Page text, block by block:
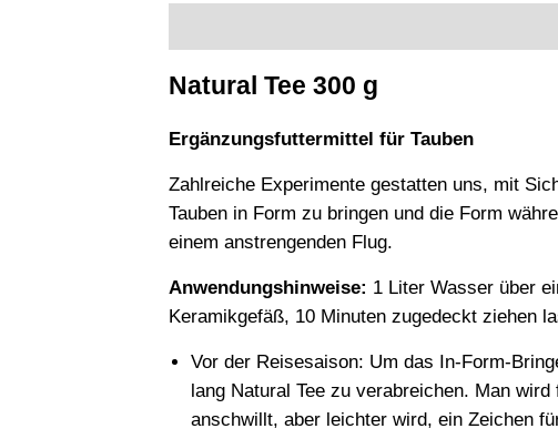
Natural Tee 300 g
Ergänzungsfuttermittel für Tauben
Zahlreiche Experimente gestatten uns, mit
Tauben in Form zu bringen und die Form
einem anstrengenden Flug.
Anwendungshinweise: 1 Liter Wasser über
Keramikgefäß, 10 Minuten zugedeckt ziehen
Vor der Reisesaison: Um das In-Form-
lang Natural Tee zu verabreichen. Man
anschwillt, aber leichter wird, ein Zeichen